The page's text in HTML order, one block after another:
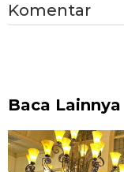
Komentar
Baca Lainnya